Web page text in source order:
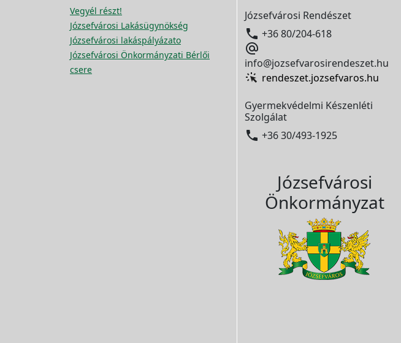
Vegyél részt!
Józsefvárosi Lakásügynökség
Józsefvárosi lakáspályázato
Józsefvárosi Önkormányzati Bérlői
csere
Józsefvárosi Rendészet
 +36 80/204-618

info@jozsefvarosirendeszet.hu
rendeszet.jozsefvaros.hu
Gyermekvédelmi Készenléti
Szolgálat
 +36 30/493-1925
Józsefvárosi
Önkormányzat